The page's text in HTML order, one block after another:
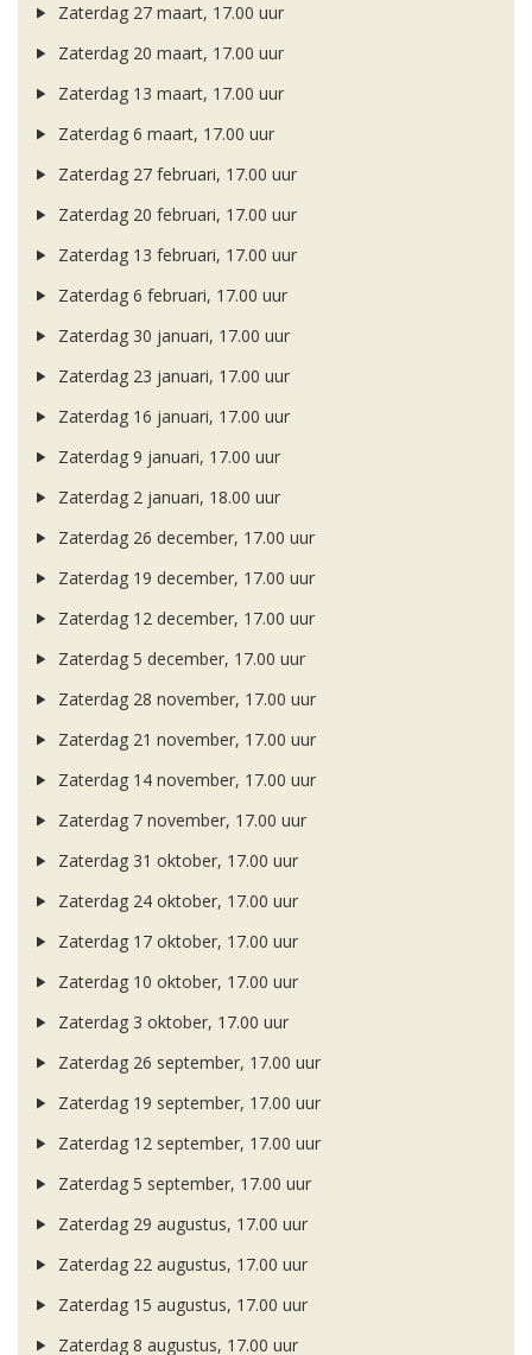
Zaterdag 27 maart, 17.00 uur
Zaterdag 20 maart, 17.00 uur
Zaterdag 13 maart, 17.00 uur
Zaterdag 6 maart, 17.00 uur
Zaterdag 27 februari, 17.00 uur
Zaterdag 20 februari, 17.00 uur
Zaterdag 13 februari, 17.00 uur
Zaterdag 6 februari, 17.00 uur
Zaterdag 30 januari, 17.00 uur
Zaterdag 23 januari, 17.00 uur
Zaterdag 16 januari, 17.00 uur
Zaterdag 9 januari, 17.00 uur
Zaterdag 2 januari, 18.00 uur
Zaterdag 26 december, 17.00 uur
Zaterdag 19 december, 17.00 uur
Zaterdag 12 december, 17.00 uur
Zaterdag 5 december, 17.00 uur
Zaterdag 28 november, 17.00 uur
Zaterdag 21 november, 17.00 uur
Zaterdag 14 november, 17.00 uur
Zaterdag 7 november, 17.00 uur
Zaterdag 31 oktober, 17.00 uur
Zaterdag 24 oktober, 17.00 uur
Zaterdag 17 oktober, 17.00 uur
Zaterdag 10 oktober, 17.00 uur
Zaterdag 3 oktober, 17.00 uur
Zaterdag 26 september, 17.00 uur
Zaterdag 19 september, 17.00 uur
Zaterdag 12 september, 17.00 uur
Zaterdag 5 september, 17.00 uur
Zaterdag 29 augustus, 17.00 uur
Zaterdag 22 augustus, 17.00 uur
Zaterdag 15 augustus, 17.00 uur
Zaterdag 8 augustus, 17.00 uur